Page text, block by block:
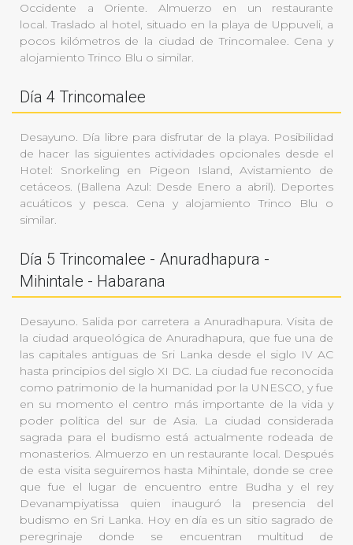
Occidente a Oriente. Almuerzo en un restaurante
local. Traslado al hotel, situado en la playa de Uppuveli, a
pocos kilómetros de la ciudad de Trincomalee. Cena y
alojamiento Trinco Blu o similar.
Día 4 Trincomalee
Desayuno. Día libre para disfrutar de la playa. Posibilidad
de hacer las siguientes actividades opcionales desde el
Hotel: Snorkeling en Pigeon Island, Avistamiento de
cetáceos. (Ballena Azul: Desde Enero a abril). Deportes
acuáticos y pesca. Cena y alojamiento Trinco Blu o
similar.
Día 5 Trincomalee - Anuradhapura -
Mihintale - Habarana
Desayuno. Salida por carretera a Anuradhapura. Visita de
la ciudad arqueológica de Anuradhapura, que fue una de
las capitales antiguas de Sri Lanka desde el siglo IV AC
hasta principios del siglo XI DC. La ciudad fue reconocida
como patrimonio de la humanidad por la UNESCO, y fue
en su momento el centro más importante de la vida y
poder política del sur de Asia. La ciudad considerada
sagrada para el budismo está actualmente rodeada de
monasterios. Almuerzo en un restaurante local. Después
de esta visita seguiremos hasta Mihintale, donde se cree
que fue el lugar de encuentro entre Budha y el rey
Devanampiyatissa quien inauguró la presencia del
budismo en Sri Lanka. Hoy en día es un sitio sagrado de
peregrinaje donde se encuentran multitud de